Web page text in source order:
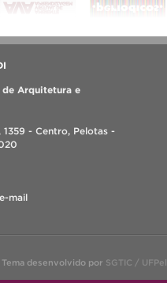
de Arquitetura e
1359 - Centro, Pelotas -
mail
Tema desenvolvido por SGTIC / UFPel